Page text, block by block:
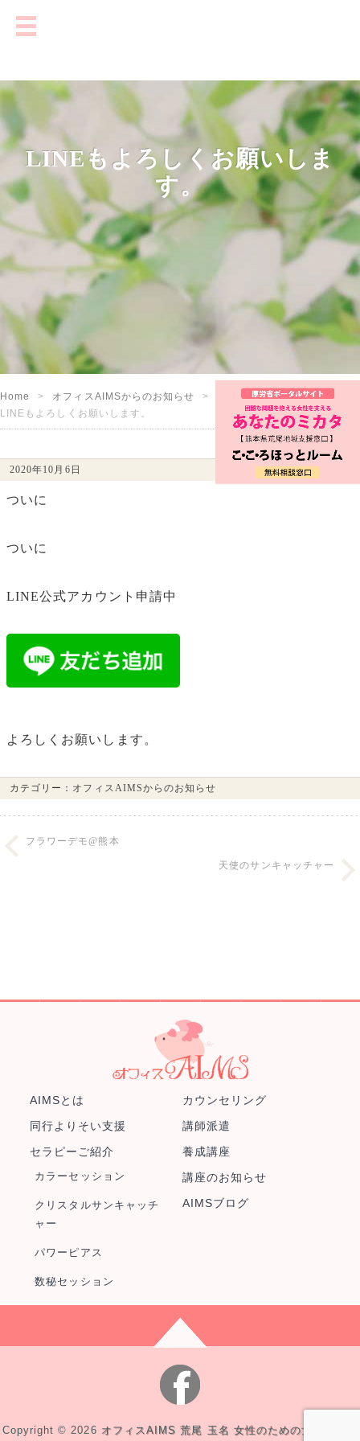
Home
オフィスAIMSからのお知らせ
LINEもよろしくお願いします。
LINEもよろしくお願いしま
す。
2020年10月6日
ついに
ついに
LINE公式アカウント申請中
よろしくお願いします。
カテゴリー： オフィスAIMSからのお知らせ
フラワーデモ@熊本
天使のサンキャッチャー
Copyright © 2026 オフィスAIMS 荒尾 玉名 女性のための女性による
AIMSとは カウンセリング
同行よりそい支援 講師派遣
セラピーご紹介
カラーセッション
クリスタルサンキャッチ
ャー
パワーピアス
数秘セッション
養成講座
講座のお知らせ
AIMSブログ